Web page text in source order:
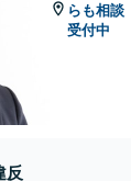
らも相談
受付中
反